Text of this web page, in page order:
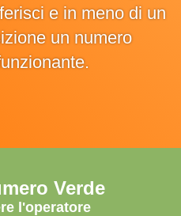
e in meno di un
un numero
Verde
l'operatore